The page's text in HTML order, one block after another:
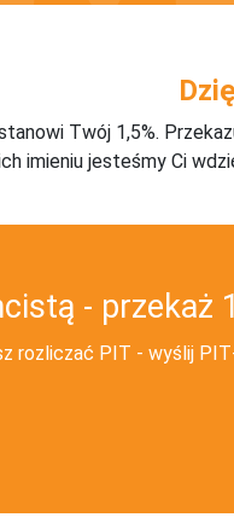
Twój 1,5%.
imieniu jesteśmy Ci
- przekaż
rozliczać PIT - wyślij